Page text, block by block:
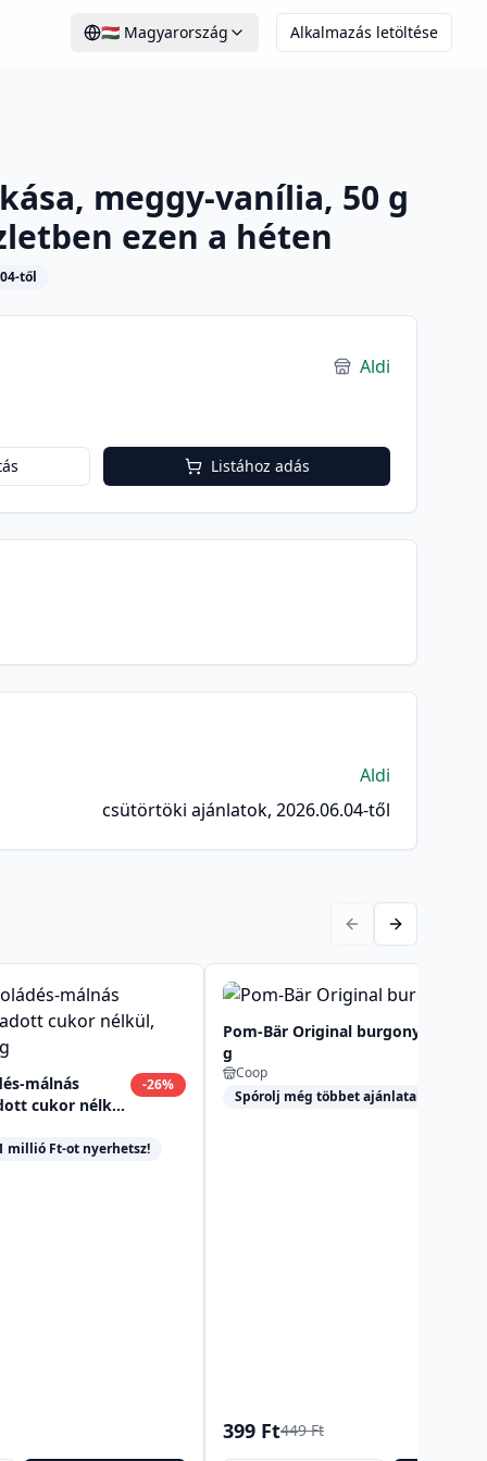
🇭🇺 Magyarország Alkalmazás letöltése
meggy-vanília, 50 g
ezen a héten
től
Aldi
Listához adás
Aldi
csütörtöki ajánlatok, 2026.06.04-től
málnás
cukor nélkül,
-26%
millió Ft-ot nyerhetsz!
Pom-Bär Original burgonyasnack
g
Coop
Spórolj még többet ajánlatainkkal!
399 Ft449 Ft